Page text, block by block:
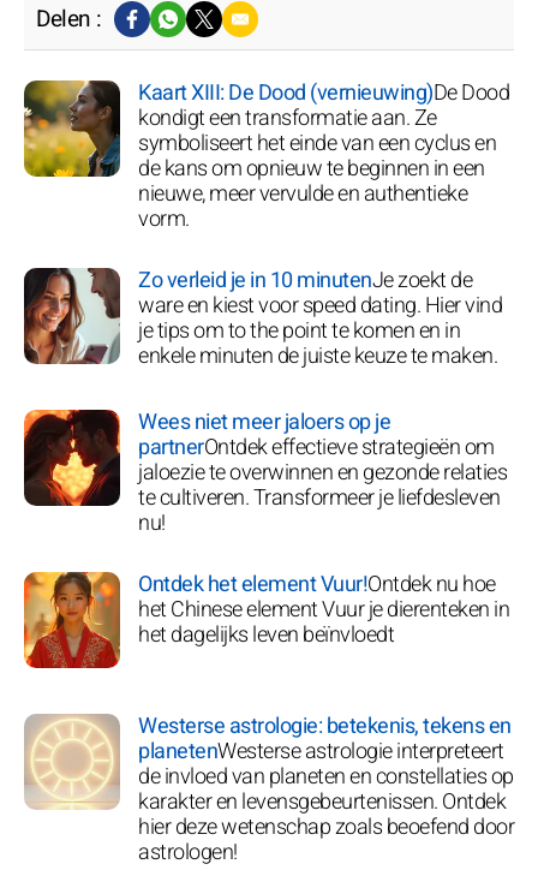
Delen :
Kaart XIII: De Dood (vernieuwing)De Dood
kondigt een transformatie aan. Ze
symboliseert het einde van een cyclus en
de kans om opnieuw te beginnen in een
nieuwe, meer vervulde en authentieke
vorm.
Zo verleid je in 10 minutenJe zoekt de
ware en kiest voor speed dating. Hier vind
je tips om to the point te komen en in
enkele minuten de juiste keuze te maken.
Wees niet meer jaloers op je
partnerOntdek effectieve strategieën om
jaloezie te overwinnen en gezonde relaties
te cultiveren. Transformeer je liefdesleven
nu!
Ontdek het element Vuur!Ontdek nu hoe
het Chinese element Vuur je dierenteken in
het dagelijks leven beïnvloedt
Westerse astrologie: betekenis, tekens en
planetenWesterse astrologie interpreteert
de invloed van planeten en constellaties op
karakter en levensgebeurtenissen. Ontdek
hier deze wetenschap zoals beoefend door
astrologen!